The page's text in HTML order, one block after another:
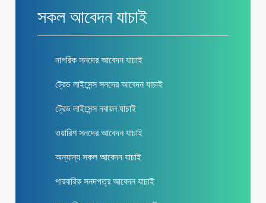
সকল আবেদন যাচাই
নাগরিক সনদের আবেদন যাচাই
ট্রেড লাইসেন্স সনদের আবেদন যাচাই
ট্রেড লাইসেন্স নবায়ন যাচাই
ওয়ারিশ সনদের আবেদন যাচাই
অন্যান্য সকল আবেদন যাচাই
পারবারিক সনদপত্র আবেদন যাচাই